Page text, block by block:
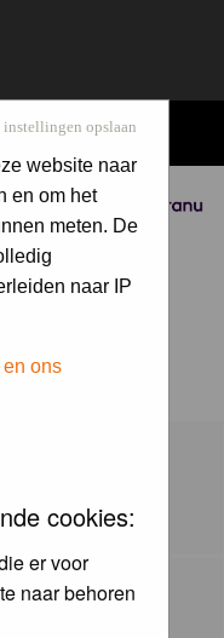
by
opslaan
website naar
en om het
meten. De
naar IP
en ons
cookies:
er voor
naar behoren